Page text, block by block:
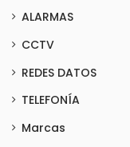
ALARMAS
CCTV
REDES DATOS
TELEFONÍA
Marcas